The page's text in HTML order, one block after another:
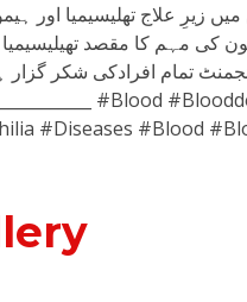
زیرِ علاج تھلیسیمیا اور
کا مقصد تھیلیسیمیا
اینڈ مینجمنٹ تمام
#Diseases #Blood